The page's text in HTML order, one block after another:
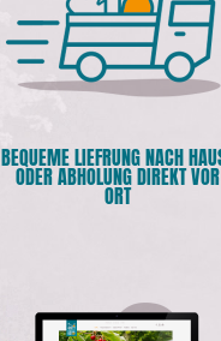
BEQUEME LIEFRUNG NACH
ODER ABHOLUNG DIREKT VOR
ORT